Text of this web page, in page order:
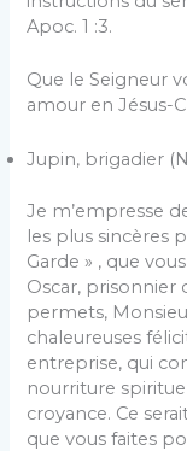
Apoc. 1 :3.
Que le Seigneur
amour en Jésus-
Jupin, brigadier
Je m’empresse
les plus sincères
Garde » , que
Oscar, prisonnier
permets,
chaleureuses
entreprise, qui
nourriture
croyance. Ce
que vous faites